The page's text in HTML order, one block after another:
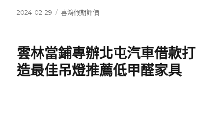
發
2024-02-29
分
喜鴻假期評價
雲林當鋪專辦北屯汽車借款打
造最佳吊燈推薦低甲醛家具